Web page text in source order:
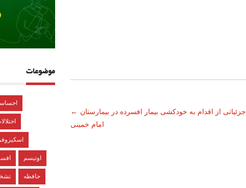
← جزئیاتی از اقدام به خودکشی بیمار افسرده در بیمارستان
امام خمینی
موضوعات
اوتیسم
حافظه